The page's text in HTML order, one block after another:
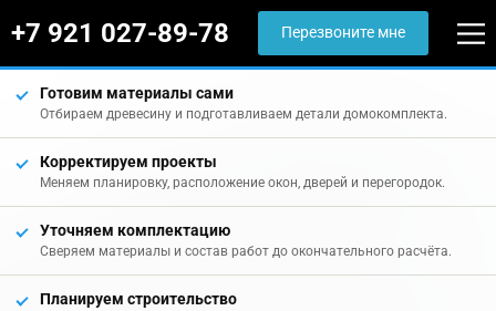
+7 921 027-89-78 Перезвоните мне
Готовим материалы сами
Отбираем древесину и подготавливаем детали домокомплекта.
Корректируем проекты
Меняем планировку, расположение окон, дверей и перегородок.
Уточняем комплектацию
Сверяем материалы и состав работ до окончательного расчёта.
Планируем строительство